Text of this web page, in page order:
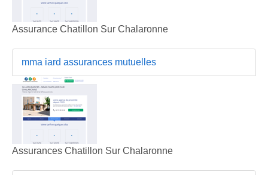
Assurance Chatillon Sur Chalaronne
mma iard assurances mutuelles
Assurances Chatillon Sur Chalaronne